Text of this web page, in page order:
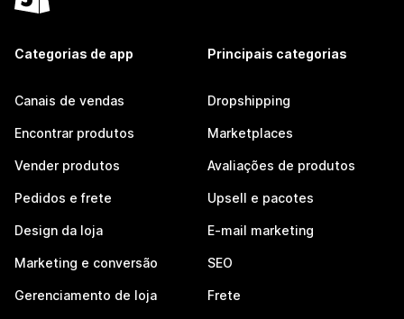
Categorias de app
Canais de vendas
Encontrar produtos
Vender produtos
Pedidos e frete
Design da loja
Marketing e conversão
Gerenciamento de loja
Principais categorias
Dropshipping
Marketplaces
Avaliações de produtos
Upsell e pacotes
E-mail marketing
SEO
Frete